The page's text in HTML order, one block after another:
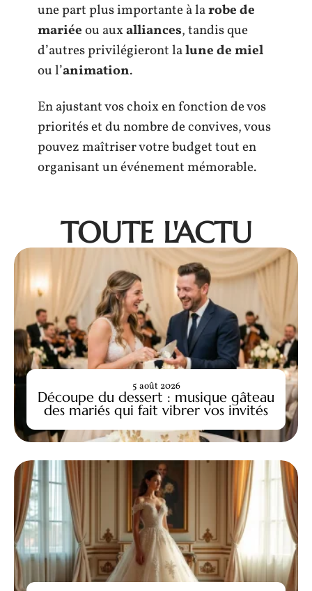
une part plus importante à larobe de
mariéeou auxalliances, tandis que
d’autres privilégieront lalune de miel
ou l’animation.
En ajustant vos choix en fonction de vos
priorités et du nombre de convives, vous
pouvez maîtriser votre budget tout en
organisant un événement mémorable.
TOUTE L'ACTU
Découpe du dessert : musique gâteau
des mariés qui fait vibrer vos invités
5 août 2026